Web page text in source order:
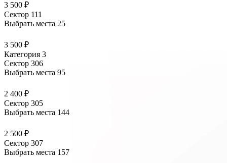
3 500 ₽
Сектор 111
Выбрать места 25
3 500 ₽
Категория 3
Сектор 306
Выбрать места 95
2 400 ₽
Сектор 305
Выбрать места 144
2 500 ₽
Сектор 307
Выбрать места 157